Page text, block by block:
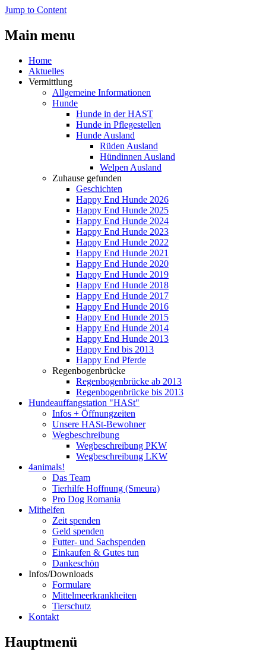
Jump to Content
Main menu
Home
Aktuelles
Vermittlung
Allgemeine Informationen
Hunde
Hunde in der HAST
Hunde in Pflegestellen
Hunde Ausland
Rüden Ausland
Hündinnen Ausland
Welpen Ausland
Zuhause gefunden
Geschichten
Happy End Hunde 2026
Happy End Hunde 2025
Happy End Hunde 2024
Happy End Hunde 2023
Happy End Hunde 2022
Happy End Hunde 2021
Happy End Hunde 2020
Happy End Hunde 2019
Happy End Hunde 2018
Happy End Hunde 2017
Happy End Hunde 2016
Happy End Hunde 2015
Happy End Hunde 2014
Happy End Hunde 2013
Happy End bis 2013
Happy End Pferde
Regenbogenbrücke
Regenbogenbrücke ab 2013
Regenbogenbrücke bis 2013
Hundeauffangstation "HASt"
Infos + Öffnungzeiten
Unsere HASt-Bewohner
Wegbeschreibung
Wegbeschreibung PKW
Wegbeschreibung LKW
4animals!
Das Team
Tierhilfe Hoffnung (Smeura)
Pro Dog Romania
Mithelfen
Zeit spenden
Geld spenden
Futter- und Sachspenden
Einkaufen & Gutes tun
Dankeschön
Infos/Downloads
Formulare
Mittelmeerkrankheiten
Tierschutz
Kontakt
Hauptmenü